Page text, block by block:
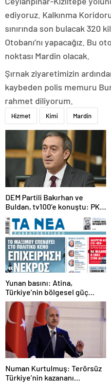
ediyoruz. Kalkınma
sınırında son bulacak 320
Otobanı’nı yapacağız. Bu
noktası Mardin olacak.
Şırnak ziyaretimizin
kaybeden polis memuru
rahmet diliyorum.
Hizmet Kimi Mardin
DEM Partili Bakırhan ve
Buldan, tv100’e konuştu: PKK
ne zaman kendini feshedecek
Yunan basını: Atina,
Türkiye’nin bölgesel güç
olmasını durduramadı
Numan Kurtulmuş: Terörsüz
Türkiye’nin kazananı